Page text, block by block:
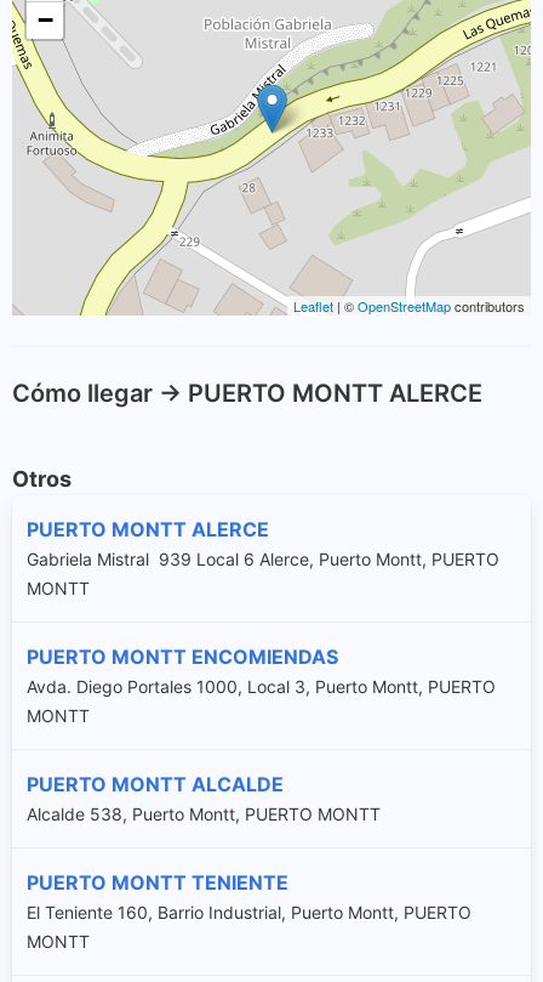
−
Leaflet | ©OpenStreetMapcontributors
Cómo llegar -> PUERTO MONTT ALERCE
Otros
PUERTO MONTT ALERCE
Gabriela Mistral 939 Local 6 Alerce, Puerto Montt, PUERTO
MONTT
PUERTO MONTT ENCOMIENDAS
Avda. Diego Portales 1000, Local 3, Puerto Montt, PUERTO
MONTT
PUERTO MONTT ALCALDE
Alcalde 538, Puerto Montt, PUERTO MONTT
PUERTO MONTT TENIENTE
El Teniente 160, Barrio Industrial, Puerto Montt, PUERTO
MONTT